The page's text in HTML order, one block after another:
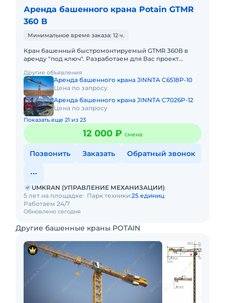
Аренда башенного крана Potain GTMR
360 B
Минимальное время заказа: 12 ч.
Кран башенный быстромонтируемый GTMR 360B в
аренду "под ключ". Разработаем для Вас проект
кран на объект, смо
Другие объявления
Аренда башенного крана JINNTA C6518P-10
Цена по запросу
Аренда башенного крана JINNTA C7026P-12
Цена по запросу
Показать еще 21 из 23
12 000 ₽ смена
Позвонить Заказать Обратный звонок
Обновлено сегодня
UMKRAN (УПРАВЛЕНИЕ МЕХАНИЗАЦИИ)
5 лет на площадке
Парк техники:25 единиц
Работаем 24/7
Другие башенные краны POTAIN